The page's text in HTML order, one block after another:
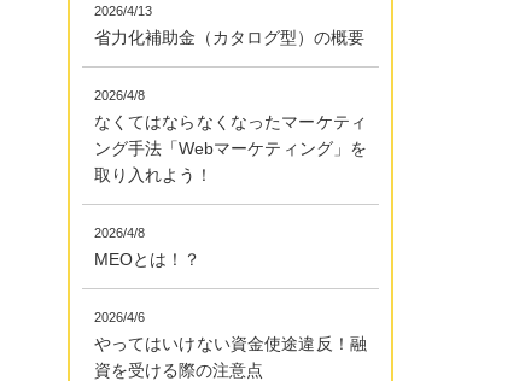
2026/4/13
省力化補助金（カタログ型）の概要
2026/4/8
なくてはならなくなったマーケティ
ング手法「Webマーケティング」を
取り入れよう！
2026/4/8
MEOとは！？
2026/4/6
やってはいけない資金使途違反！融
資を受ける際の注意点